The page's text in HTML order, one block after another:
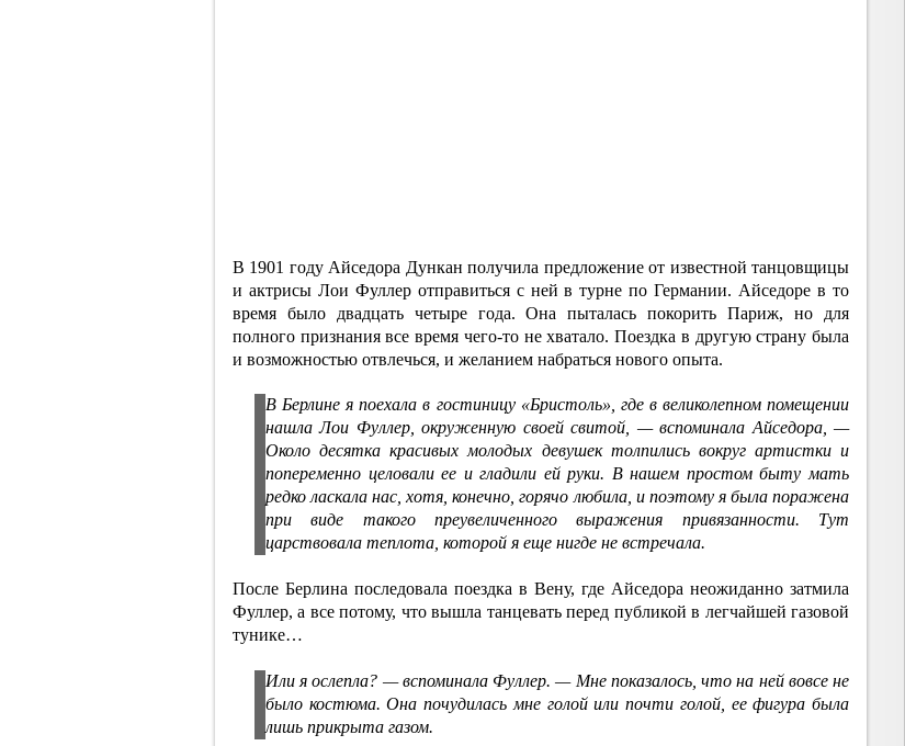
В 1901 году Айседора Дункан получила предложение от известной танцовщицы
и актрисы Лои Фуллер отправиться с ней в турне по Германии. Айседоре в то
время было двадцать четыре года. Она пыталась покорить Париж, но для
полного признания все время чего-то не хватало. Поездка в другую страну была
и возможностью отвлечься, и желанием набраться нового опыта.
В Берлине я поехала в гостиницу «Бристоль», где в великолепном помещении
нашла Лои Фуллер, окруженную своей свитой, — вспоминала Айседора, —
Около десятка красивых молодых девушек толпились вокруг артистки и
попеременно целовали ее и гладили ей руки. В нашем простом быту мать
редко ласкала нас, хотя, конечно, горячо любила, и поэтому я была поражена
при виде такого преувеличенного выражения привязанности. Тут
царствовала теплота, которой я еще нигде не встречала.
После Берлина последовала поездка в Вену, где Айседора неожиданно затмила
Фуллер, а все потому, что вышла танцевать перед публикой в легчайшей газовой
тунике…
Или я ослепла? — вспоминала Фуллер. — Мне показалось, что на ней вовсе не
было костюма. Она почудилась мне голой или почти голой, ее фигура была
лишь прикрыта газом.